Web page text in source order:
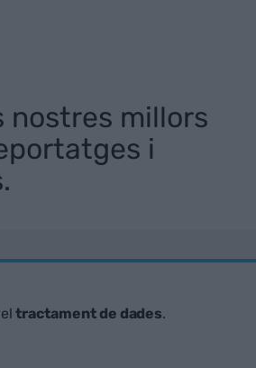
nostres millors
i
eltractament de dades.